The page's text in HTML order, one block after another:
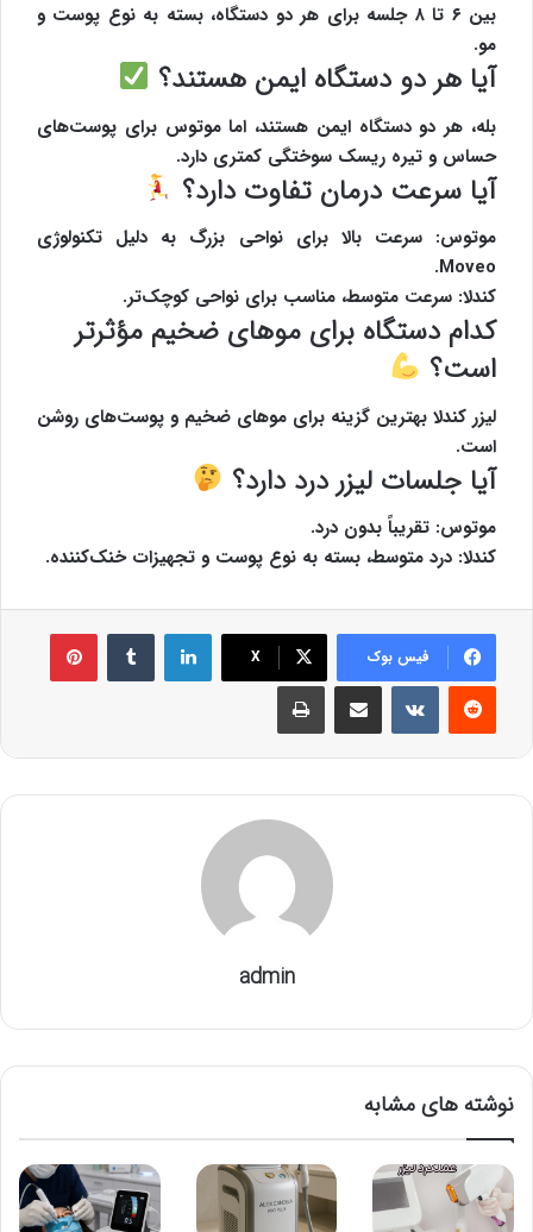
بین ۶ تا ۸ جلسه برای هر دو دستگاه، بسته به نوع پوست و
مو.
آیا هر دو دستگاه ایمن هستند؟
بله، هر دو دستگاه ایمن هستند، اما موتوس برای پوست‌های
حساس و تیره ریسک سوختگی کمتری دارد.
آیا سرعت درمان تفاوت دارد؟
موتوس: سرعت بالا برای نواحی بزرگ به دلیل تکنولوژی
Moveo.
کندلا: سرعت متوسط، مناسب برای نواحی کوچک‌تر.
کدام دستگاه برای موهای ضخیم مؤثرتر
است؟
لیزر کندلا بهترین گزینه برای موهای ضخیم و پوست‌های روشن
است.
آیا جلسات لیزر درد دارد؟
موتوس: تقریباً بدون درد.
کندلا: درد متوسط، بسته به نوع پوست و تجهیزات خنک‌کننده.
فیس بوک X
لینکدین ‫تامبلر
‫رددیت ‫VKontakte
اشتراک گذاری از طریق ایمیل چاپ
admin
نوشته های مشابه